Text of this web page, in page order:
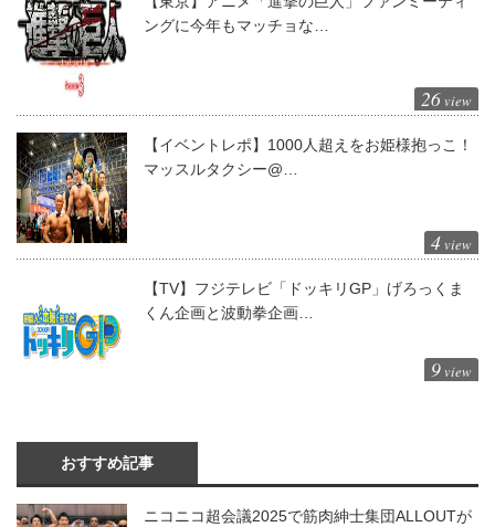
ングに今年もマッチョな…
26 view
【イベントレポ】1000人超えをお姫様抱っこ！
マッスルタクシー@…
4 view
【TV】フジテレビ「ドッキリGP」げろっくま
くん企画と波動拳企画…
9 view
おすすめ記事
ニコニコ超会議2025で筋肉紳士集団ALLOUTが